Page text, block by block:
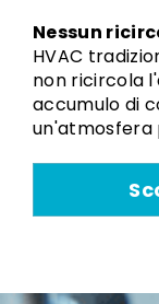
Nessun
HVAC
non ricircola
accumulo di
un'atmosfera